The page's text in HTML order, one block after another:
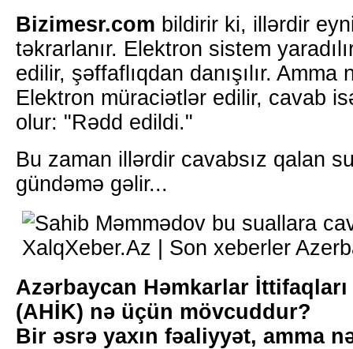
Bizimesr.com bildirir ki, illərdir
təkrarlanır. Elektron sistem
edilir, şəffaflıqdan danışılır.
Elektron müraciətlər edilir, cavab
olur: "Rədd edildi."
Bu zaman illərdir cavabsız qalan
gündəmə gəlir...
Azərbaycan Həmkarlar
(AHİK) nə üçün mövcuddur?
Bir əsrə yaxın fəaliyyət, amma